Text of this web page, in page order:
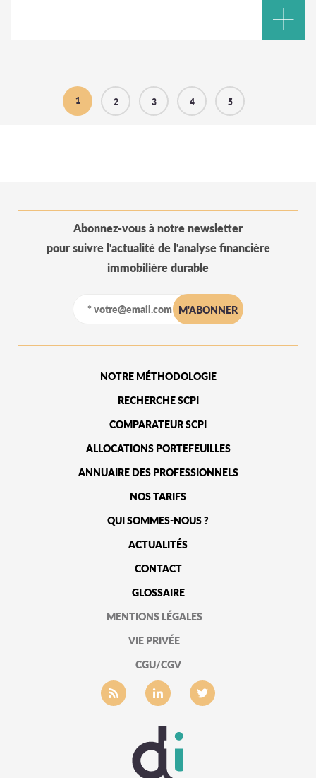
1 2 3 4 5
Abonnez-vous à notre newsletter
pour suivre l'actualité de l'analyse financière
immobilière durable
NOTRE MÉTHODOLOGIE
RECHERCHE SCPI
COMPARATEUR SCPI
ALLOCATIONS PORTEFEUILLES
ANNUAIRE DES PROFESSIONNELS
NOS TARIFS
QUI SOMMES-NOUS ?
ACTUALITÉS
CONTACT
GLOSSAIRE
MENTIONS LÉGALES
VIE PRIVÉE
CGU/CGV